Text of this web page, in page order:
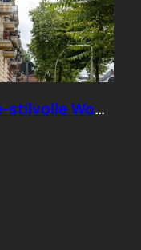
Altbaucharme in Bestlage-stilvolle Wohnung im beliebten Generalsviertel